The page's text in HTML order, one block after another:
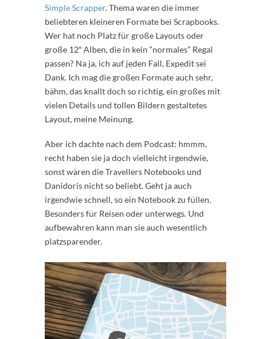
Simple Scrapper. Thema waren die immer
beliebteren kleineren Formate bei Scrapbooks.
Wer hat noch Platz für große Layouts oder
große 12″ Alben, die in kein “normales” Regal
passen? Na ja, ich auf jeden Fall, Expedit sei
Dank. Ich mag die großen Formate auch sehr,
bähm, das knallt doch so richtig, ein großes mit
vielen Details und tollen Bildern gestaltetes
Layout, meine Meinung.
Aber ich dachte nach dem Podcast: hmmm,
recht haben sie ja doch vielleicht irgendwie,
sonst wären die Travellers Notebooks und
Danidoris nicht so beliebt. Geht ja auch
irgendwie schnell, so ein Notebook zu füllen.
Besonders für Reisen oder unterwegs. Und
aufbewahren kann man sie auch wesentlich
platzsparender.